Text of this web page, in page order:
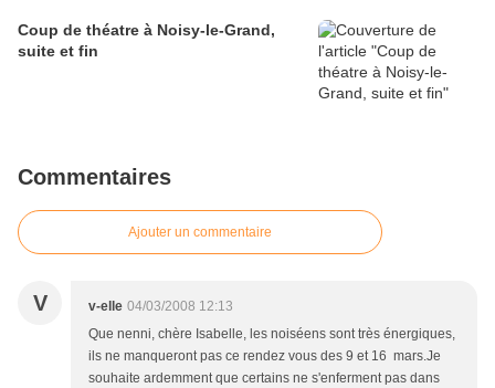
Coup de théatre à Noisy-le-Grand,
suite et fin
Commentaires
Ajouter un commentaire
V v-elle 04/03/2008 12:13
Que nenni, chère Isabelle, les noiséens sont très énergiques,
ils ne manqueront pas ce rendez vous des 9 et 16 mars.Je
souhaite ardemment que certains ne s'enferment pas dans